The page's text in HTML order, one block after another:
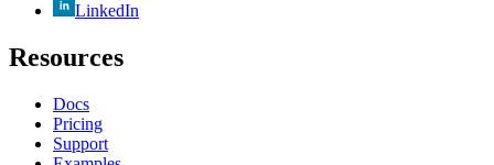
LinkedIn
Resources
Docs
Pricing
Support